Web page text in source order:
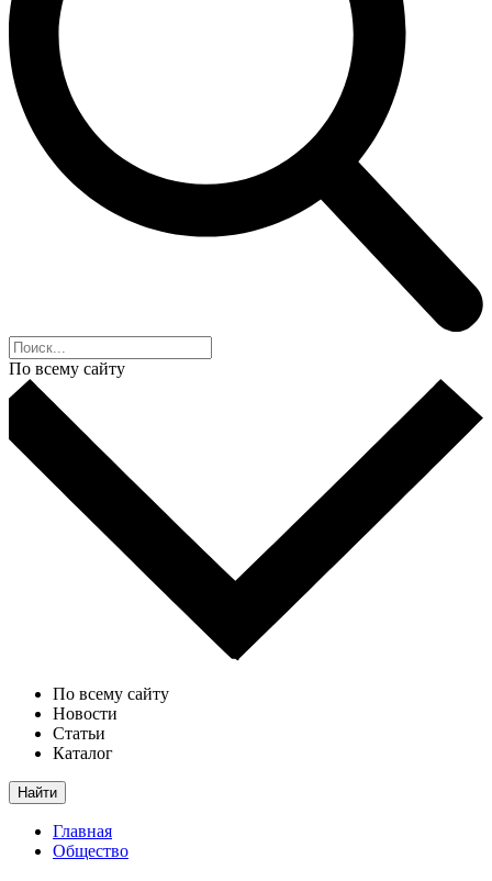
По всему сайту
По всему сайту
Новости
Статьи
Каталог
Найти
Главная
Общество